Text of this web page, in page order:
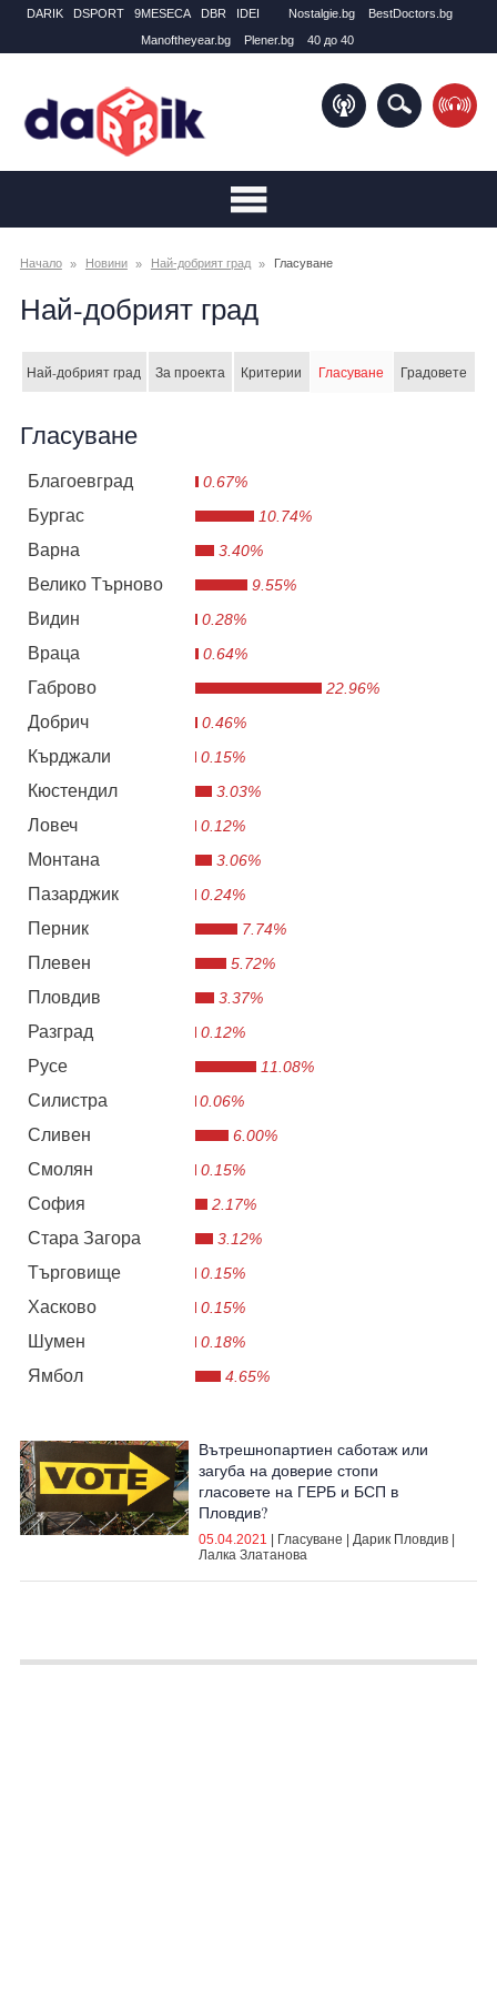
DARIK DSPORT 9MESECA DBR IDEI Nostalgie.bg
BestDoctors.bg
Manоftheyear.bg
Plener.bg 40 до 40
Най-добрият град
Начало Новини Най-добрият град Гласуване
Най-добрият град За проекта Критерии Гласуване Градовете
Гласуване
Благоевград 0.67%
Бургас 10.74%
Варна 3.40%
Велико Търново 9.55%
Видин 0.28%
Враца 0.64%
Габрово 22.96%
Добрич 0.46%
Кърджали 0.15%
Кюстендил 3.03%
Ловеч 0.12%
Монтана 3.06%
Пазарджик 0.24%
Перник 7.74%
Плевен 5.72%
Пловдив 3.37%
Разград 0.12%
Русе 11.08%
Силистра 0.06%
Сливен 6.00%
Смолян 0.15%
София 2.17%
Стара Загора 3.12%
Търговище 0.15%
Хасково 0.15%
Шумен 0.18%
Ямбол 4.65%
Вътрешнопартиен саботаж или
загуба на доверие стопи
гласовете на ГЕРБ и БСП в
Пловдив?
05.04.2021 | Гласуване | Дарик Пловдив|
Лалка Златанова